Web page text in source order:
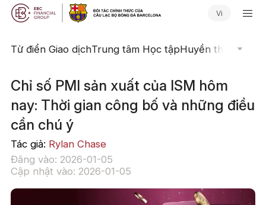
Vi
Từ điển Giao dịchTrung tâm Học tậpHuyền thoại Giao
Chỉ số PMI sản xuất của ISM hôm
nay: Thời gian công bố và những điều
cần chú ý
Tác giả: Rylan Chase
Đăng vào: 2026-01-05
Cập nhật vào: 2026-01-05